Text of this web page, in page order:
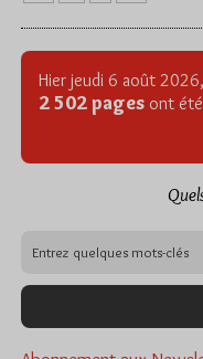
Hier jeudi 6 août
2 502 pages ont